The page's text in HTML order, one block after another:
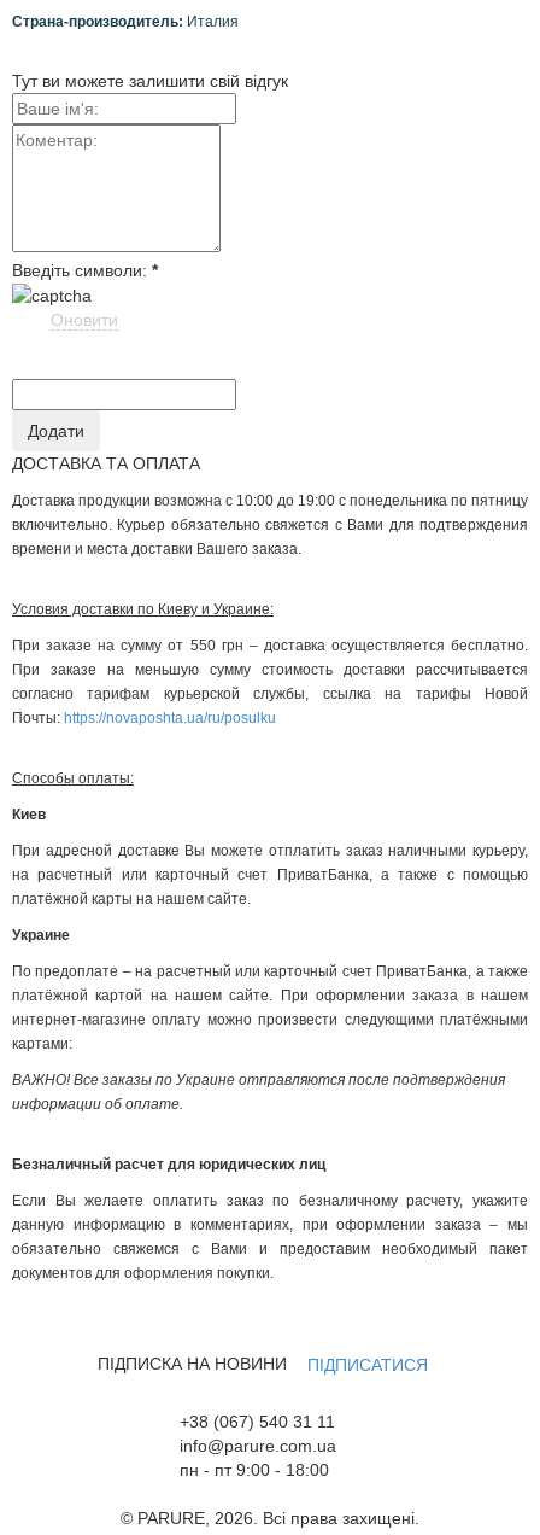
Страна-производитель: Италия
Тут ви можете залишити свій відгук
Введіть символи: *
Оновити
ДОСТАВКА ТА ОПЛАТА
Доставка продукции возможна с 10:00 до 19:00 с понедельника по пятницу
включительно. Курьер обязательно свяжется с Вами для подтверждения
времени и места доставки Вашего заказа.
Условия доставки по Киеву и Украине:
При заказе на сумму от 550 грн – доставка осуществляется бесплатно.
При заказе на меньшую сумму стоимость доставки рассчитывается
согласно тарифам курьерской службы, ссылка на тарифы Новой
Почты: https://novaposhta.ua/ru/posulku
Способы оплаты:
Киев
При адресной доставке Вы можете отплатить заказ наличными курьеру,
на расчетный или карточный счет ПриватБанка, а также с помощью
платёжной карты на нашем сайте.
Украине
По предоплате – на расчетный или карточный счет ПриватБанка, а также
платёжной картой на нашем сайте. При оформлении заказа в нашем
интернет-магазине оплату можно произвести следующими платёжными
картами:
ВАЖНО! Все заказы по Украине отправляются после подтверждения
информации об оплате.
Безналичный расчет для юридических лиц
Если Вы желаете оплатить заказ по безналичному расчету, укажите
данную информацию в комментариях, при оформлении заказа – мы
обязательно свяжемся с Вами и предоставим необходимый пакет
документов для оформления покупки.
ПІДПИСКА НА НОВИНИ ПІДПИСАТИСЯ
+38 (067) 540 31 11
info@parure.com.ua
пн - пт 9:00 - 18:00
© PARURE, 2026. Всі права захищені.